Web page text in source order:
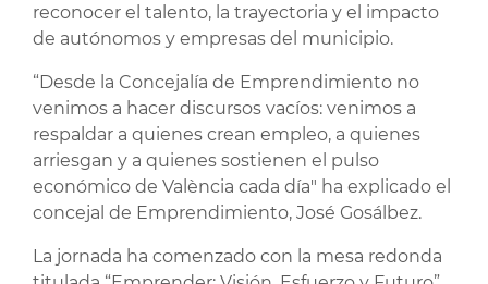
reconocer el talento, la trayectoria y el impacto
de autónomos y empresas del municipio.
“Desde la Concejalía de Emprendimiento no
venimos a hacer discursos vacíos: venimos a
respaldar a quienes crean empleo, a quienes
arriesgan y a quienes sostienen el pulso
económico de València cada día" ha explicado el
concejal de Emprendimiento, José Gosálbez.
La jornada ha comenzado con la mesa redonda